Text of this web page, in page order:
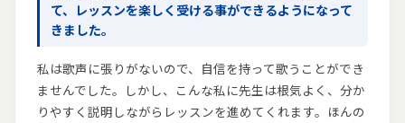
て、レッスンを楽しく受ける事ができるようになって
きました。
私は歌声に張りがないので、自信を持って歌うことができ
ませんでした。しかし、こんな私に先生は根気よく、分か
りやすく説明しながらレッスンを進めてくれます。ほんの